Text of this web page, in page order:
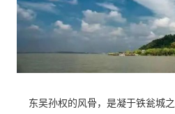
东吴孙权的风骨，是凝于铁瓮城